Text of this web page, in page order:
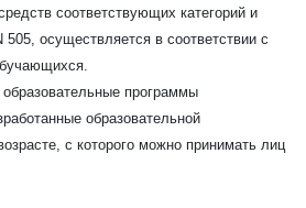
соответствующих категорий и
осуществляется в соответствии с
программы
образовательной
с которого можно принимать лиц